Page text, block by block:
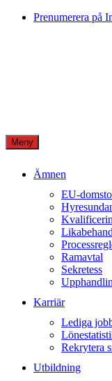
Skip
Prenumerera på
Meny
Ämnen
EU-
Ramavtal
Sekretess
Karriär
Lediga
Rekrytera
Utbildning